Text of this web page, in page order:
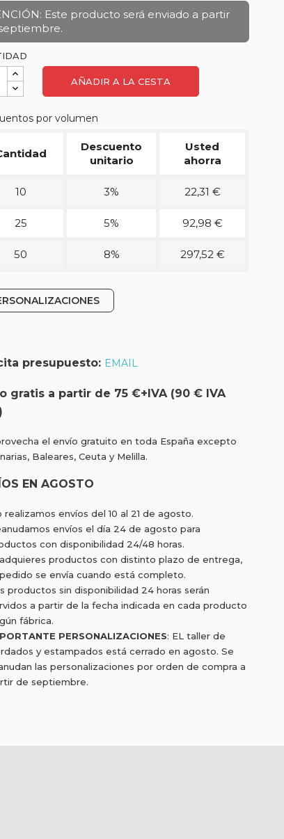
Este producto será enviado a partir
AÑADIR A LA CESTA
por volumen
Descuento
unitario
Usted
ahorra
10 3% 22,31 €
25 5% 92,98 €
50 8% 297,52 €
presupuesto: EMAIL
gratis a partir de 75 €+IVA (90 € IVA
el envío gratuito en toda España excepto
Baleares, Ceuta y Melilla.
EN AGOSTO
realizamos envíos del 10 al 21 de agosto.
envíos el día 24 de agosto para
con disponibilidad 24/48 horas.
productos con distinto plazo de entrega,
se envía cuando está completo.
productos sin disponibilidad 24 horas serán
a partir de la fecha indicada en cada producto
fábrica.
PERSONALIZACIONES: EL taller de
y estampados está cerrado en agosto. Se
las personalizaciones por orden de compra a
de septiembre.